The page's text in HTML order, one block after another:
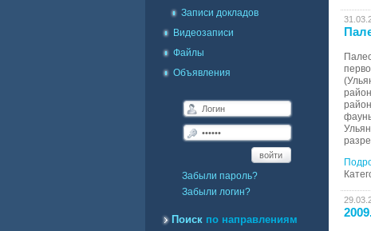
Записи докладов
Видеозаписи
Файлы
Объявления
войти
Забыли пароль?
Забыли логин?
Поиск по направлениям